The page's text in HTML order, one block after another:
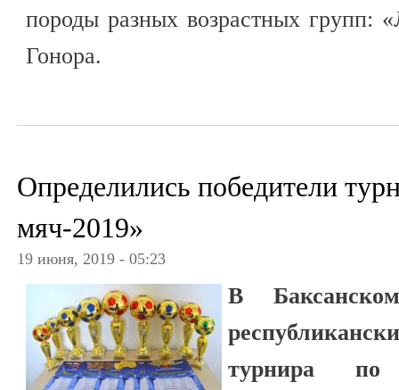
породы разных возрастных групп:
Гонора.
Определились победители
мяч-2019»
19 июня, 2019 - 05:23
В
турнира по